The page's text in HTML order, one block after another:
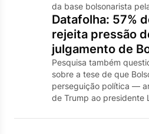
da base bolsonarista
Datafolha: 57%
rejeita pressão
julgamento de
Pesquisa também
sobre a tese de que
perseguição política —
de Trump ao presidente